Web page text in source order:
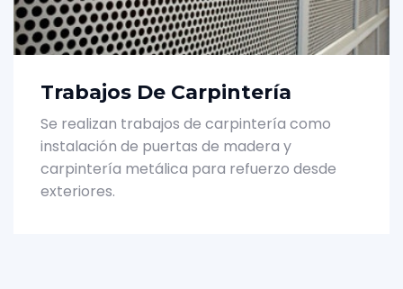
Trabajos De Carpintería
Se realizan trabajos de carpintería como
instalación de puertas de madera y
carpintería metálica para refuerzo desde
exteriores.